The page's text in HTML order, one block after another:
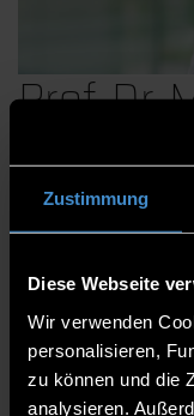
Zustimmung
Diese Webseite
Wir verwenden
personalisieren,
zu können und die
analysieren.
Prof. Dr.
Professor
K 008